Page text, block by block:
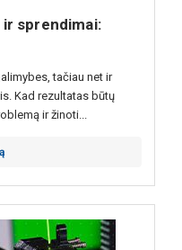
sprendimai:
tačiau net ir
Kad rezultatas būtų
ir žinoti...